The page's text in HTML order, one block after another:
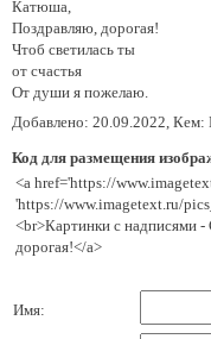
Катюша,
Поздравляю, дорогая!
Чтоб светилась ты
от счастья
От души я пожелаю.
Добавлено: 20.09.2022, Кем:
Код для размещения
<a href='https://
'https://www.imagetext.ru/
<br>Картинки с надписями
дорогая!</a>
Имя: